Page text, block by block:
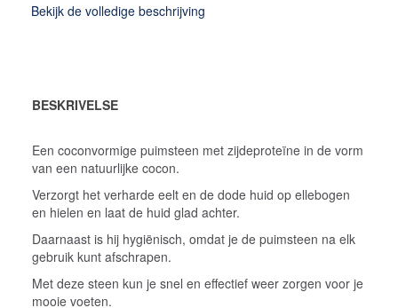
Bekijk de volledige beschrijving
BESKRIVELSE
Een coconvormige puimsteen met zijdeproteïne in de vorm
van een natuurlijke cocon.
Verzorgt het verharde eelt en de dode huid op ellebogen
en hielen en laat de huid glad achter.
Daarnaast is hij hygiënisch, omdat je de puimsteen na elk
gebruik kunt afschrapen.
Met deze steen kun je snel en effectief weer zorgen voor je
mooie voeten.